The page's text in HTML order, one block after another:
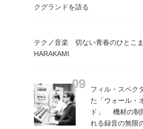
クグランドを語る
テクノ音楽 切ない青春のひとこ
HARAKAMI
フィル・スペク
た「ウォール・
ド」 機材の制
れる録音の無限